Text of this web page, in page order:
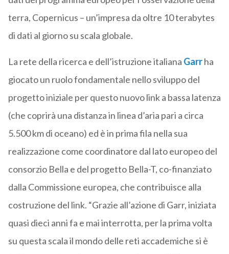
terra, Copernicus – un’impresa da oltre 10 terabytes
di dati al giorno su scala globale.
La rete della ricerca e dell’istruzione italiana Garrha
giocato un ruolo fondamentale nello sviluppo del
progetto iniziale per questo nuovo link a bassa latenza
(che coprirà una distanza in linea d’aria pari a circa
5.500 km di oceano) ed è in prima fila nella sua
realizzazione come coordinatore dal lato europeo del
consorzio Bella e del progetto Bella-T, co-finanziato
dalla Commissione europea, che contribuisce alla
costruzione del link. “Grazie all’azione di Garr, iniziata
quasi dieci anni fa e mai interrotta, per la prima volta
su questa scala il mondo delle reti accademiche si è